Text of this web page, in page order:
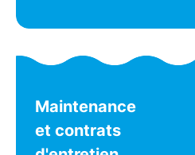
Maintenance
et contrats